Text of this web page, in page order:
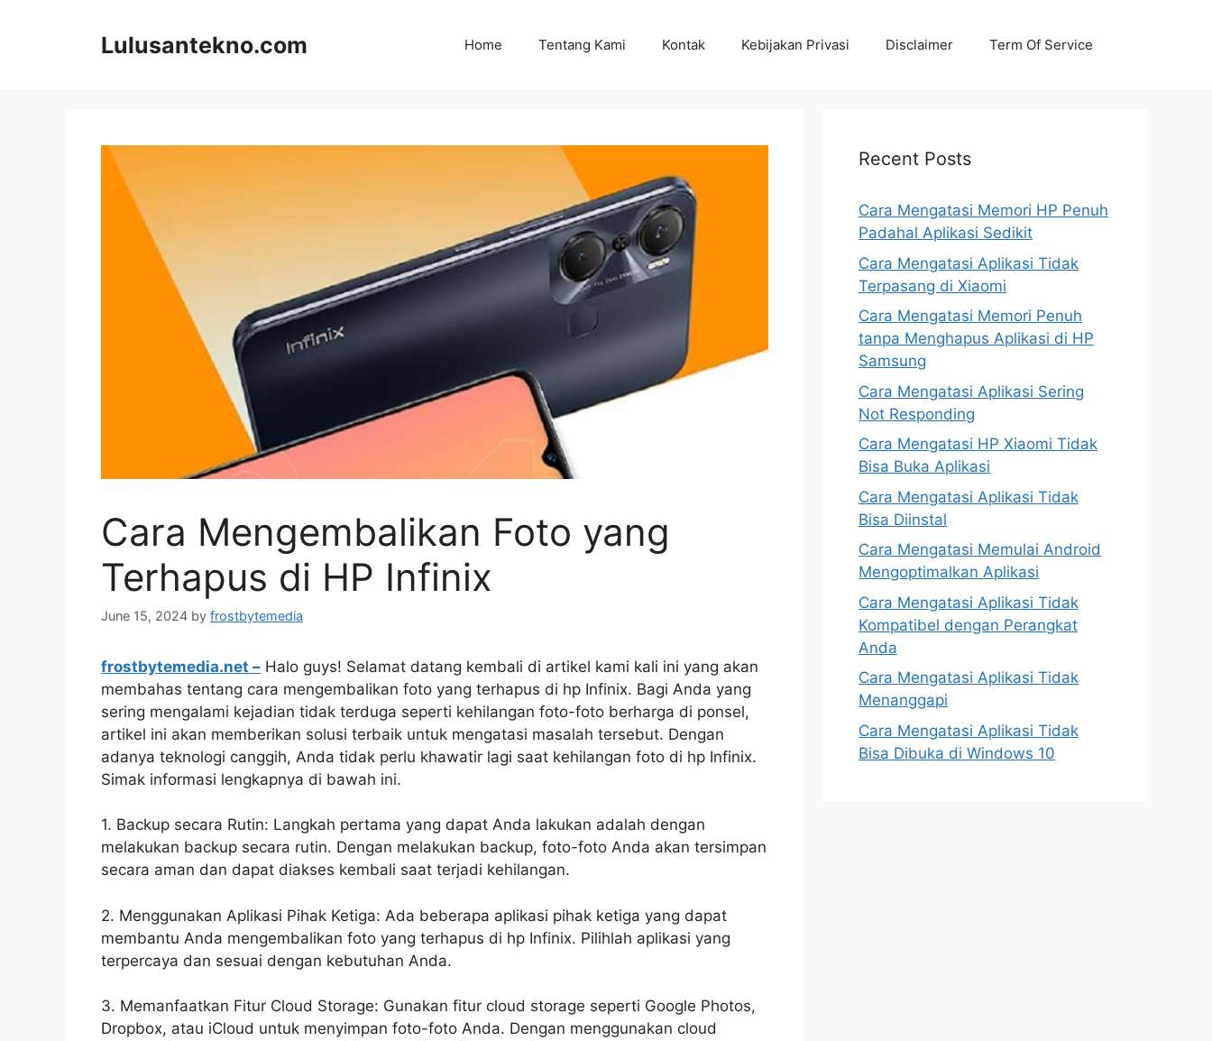
Lulusantekno.com Home Tentang Kami Kontak Kebijakan Privasi Disclaimer Term Of Service
Cara Mengembalikan Foto yang
Terhapus di HP Infinix
June 15, 2024 by frostbytemedia
frostbytemedia.net – Halo guys! Selamat datang kembali di artikel kami kali ini yang akan
membahas tentang cara mengembalikan foto yang terhapus di hp Infinix. Bagi Anda yang
sering mengalami kejadian tidak terduga seperti kehilangan foto-foto berharga di ponsel,
artikel ini akan memberikan solusi terbaik untuk mengatasi masalah tersebut. Dengan
adanya teknologi canggih, Anda tidak perlu khawatir lagi saat kehilangan foto di hp Infinix.
Simak informasi lengkapnya di bawah ini.
1. Backup secara Rutin: Langkah pertama yang dapat Anda lakukan adalah dengan
melakukan backup secara rutin. Dengan melakukan backup, foto-foto Anda akan tersimpan
secara aman dan dapat diakses kembali saat terjadi kehilangan.
2. Menggunakan Aplikasi Pihak Ketiga: Ada beberapa aplikasi pihak ketiga yang dapat
membantu Anda mengembalikan foto yang terhapus di hp Infinix. Pilihlah aplikasi yang
terpercaya dan sesuai dengan kebutuhan Anda.
3. Memanfaatkan Fitur Cloud Storage: Gunakan fitur cloud storage seperti Google Photos,
Dropbox, atau iCloud untuk menyimpan foto-foto Anda. Dengan menggunakan cloud
Recent Posts
Cara Mengatasi Memori HP Penuh
Padahal Aplikasi Sedikit
Cara Mengatasi Aplikasi Tidak
Terpasang di Xiaomi
Cara Mengatasi Memori Penuh
tanpa Menghapus Aplikasi di HP
Samsung
Cara Mengatasi Aplikasi Sering
Not Responding
Cara Mengatasi HP Xiaomi Tidak
Bisa Buka Aplikasi
Cara Mengatasi Aplikasi Tidak
Bisa Diinstal
Cara Mengatasi Memulai Android
Mengoptimalkan Aplikasi
Cara Mengatasi Aplikasi Tidak
Kompatibel dengan Perangkat
Anda
Cara Mengatasi Aplikasi Tidak
Menanggapi
Cara Mengatasi Aplikasi Tidak
Bisa Dibuka di Windows 10